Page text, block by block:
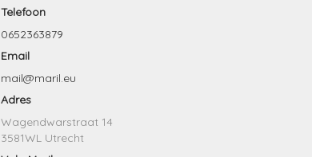
Telefoon
0652363879
Email
mail@maril.eu
Adres
Wagendwarstraat 14
3581WL Utrecht